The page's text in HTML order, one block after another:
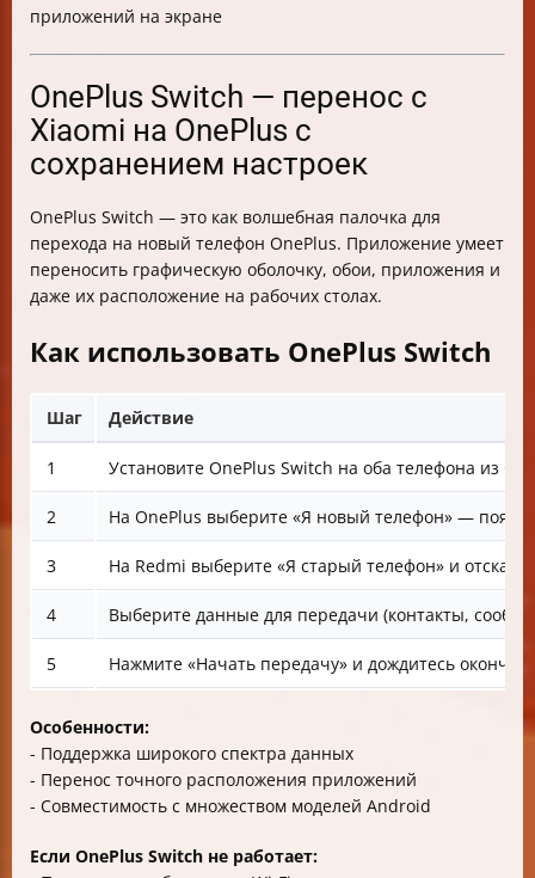
приложений на экране
OnePlus Switch — перенос с
Xiaomi на OnePlus с
сохранением настроек
OnePlus Switch — это как волшебная палочка для
перехода на новый телефон OnePlus. Приложение умеет
переносить графическую оболочку, обои, приложения и
даже их расположение на рабочих столах.
Как использовать OnePlus Switch
Шаг Действие
1 Установите OnePlus Switch на оба телефона из
2 На OnePlus выберите «Я новый телефон» —
3 На Redmi выберите «Я старый телефон» и
4 Выберите данные для передачи (контакты,
5 Нажмите «Начать передачу» и дождитесь
Особенности:
- Поддержка широкого спектра данных
- Перенос точного расположения приложений
- Совместимость с множеством моделей Android
Если OnePlus Switch не работает: